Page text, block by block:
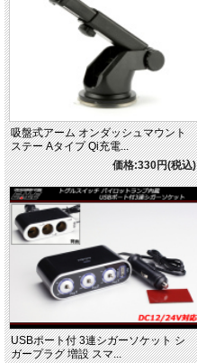
吸盤式アーム オンダッシュマウント
ステー Aタイプ Qi充電...
価格:330円(税込)
USBポート付 3連シガーソケット シ
ガープラグ 増設 スマ...